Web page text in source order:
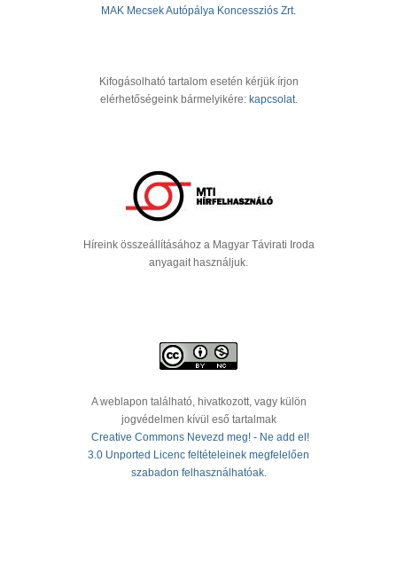
MAK Mecsek Autópálya Koncessziós Zrt.
Kifogásolható tartalom esetén kérjük írjon
elérhetőségeink bármelyikére: kapcsolat.
Híreink összeállításához a Magyar Távirati Iroda
anyagait használjuk.
A weblapon található, hivatkozott, vagy külön
jogvédelmen kívül eső tartalmak
Creative Commons Nevezd meg! - Ne add el!
3.0 Unported Licenc feltételeinek megfelelően
szabadon felhasználhatóak.